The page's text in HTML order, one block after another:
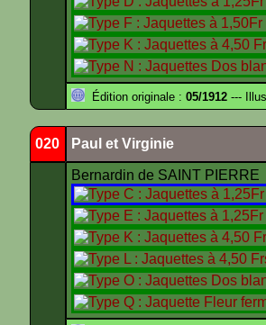
Édition originale : 05/1912 ---
020 Paul et Virginie
Bernardin de SAINT PIERRE